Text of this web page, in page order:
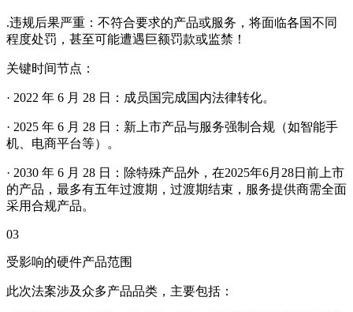
.违规后果严重：不符合要求的产品或服务，将面临各国不同
程度处罚，甚至可能遭遇巨额罚款或监禁！
关键时间节点：
· 2022 年 6 月 28 日：成员国完成国内法律转化。
· 2025 年 6 月 28 日：新上市产品与服务强制合规（如智能手
机、电商平台等）。
· 2030 年 6 月 28 日：除特殊产品外，在2025年6月28日前上市
的产品，最多有五年过渡期，过渡期结束，服务提供商需全面
采用合规产品。
03
受影响的硬件产品范围
此次法案涉及众多产品品类，主要包括：